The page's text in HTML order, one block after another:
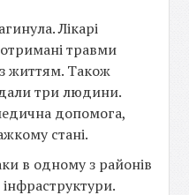
Лікарі
травми
життям. Також
три людини.
допомога,
стані.
в одному з районів